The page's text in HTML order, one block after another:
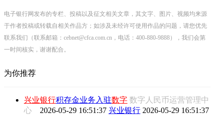
电子银行网发布的专栏、投稿以及征文相关文章，其文字、图片、视频均来源
于作者投稿或转载自相关作品方；如涉及未经许可使用作品的问题，请您优先
联系我们（联系邮箱：cebnet@cfca.com.cn，电话：400-880-9888），我们会第
一时间核实，谢谢配合。
为你推荐
兴业银行积存金业务入驻数字 数字人民币运营管理中
心 2026-05-29 16:51:37 兴业银行 2026-05-29 16:51:37